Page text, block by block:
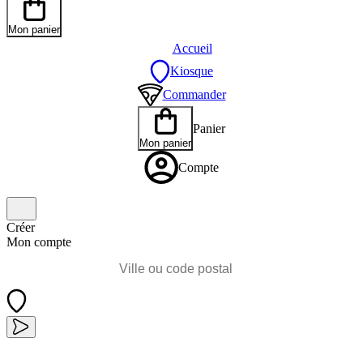
Mon panier
Accueil
Kiosque
Commander
Mon panier
Panier
Compte
Créer
Mon compte